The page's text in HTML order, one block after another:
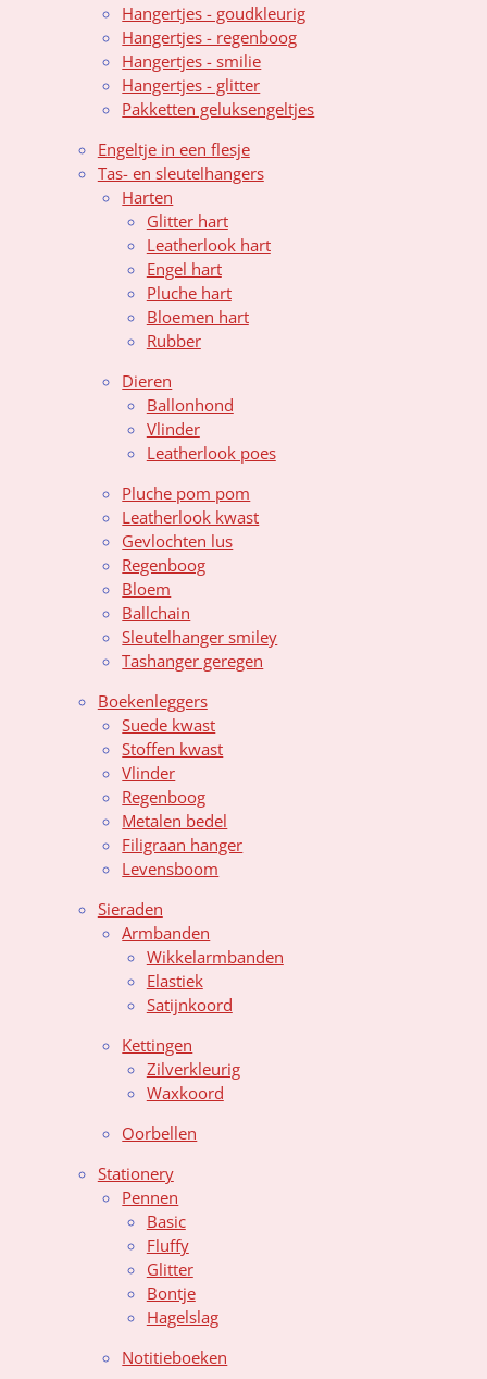
Hangertjes - goudkleurig
Hangertjes - regenboog
Hangertjes - smilie
Hangertjes - glitter
Pakketten geluksengeltjes
Engeltje in een flesje
Tas- en sleutelhangers
Harten
Glitter hart
Leatherlook hart
Engel hart
Pluche hart
Bloemen hart
Rubber
Dieren
Ballonhond
Vlinder
Leatherlook poes
Pluche pom pom
Leatherlook kwast
Gevlochten lus
Regenboog
Bloem
Ballchain
Sleutelhanger smiley
Tashanger geregen
Boekenleggers
Suede kwast
Stoffen kwast
Vlinder
Regenboog
Metalen bedel
Filigraan hanger
Levensboom
Sieraden
Armbanden
Wikkelarmbanden
Elastiek
Satijnkoord
Kettingen
Zilverkleurig
Waxkoord
Oorbellen
Stationery
Pennen
Basic
Fluffy
Glitter
Bontje
Hagelslag
Notitieboeken